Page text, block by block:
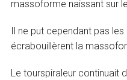
massoforme naissant sur
Il ne put cependant pas
écrabouillèrent la
Le tourspiraleur continuait